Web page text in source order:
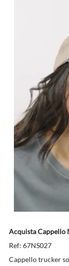
Acquista Cappello
Ref: 67NS027
Cappello trucker